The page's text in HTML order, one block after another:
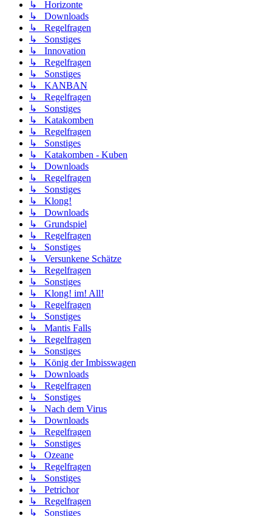
↳ Horizonte
↳ Downloads
↳ Regelfragen
↳ Sonstiges
↳ Innovation
↳ Regelfragen
↳ Sonstiges
↳ KANBAN
↳ Regelfragen
↳ Sonstiges
↳ Katakomben
↳ Regelfragen
↳ Sonstiges
↳ Katakomben - Kuben
↳ Downloads
↳ Regelfragen
↳ Sonstiges
↳ Klong!
↳ Downloads
↳ Grundspiel
↳ Regelfragen
↳ Sonstiges
↳ Versunkene Schätze
↳ Regelfragen
↳ Sonstiges
↳ Klong! im! All!
↳ Regelfragen
↳ Sonstiges
↳ Mantis Falls
↳ Regelfragen
↳ Sonstiges
↳ König der Imbisswagen
↳ Downloads
↳ Regelfragen
↳ Sonstiges
↳ Nach dem Virus
↳ Downloads
↳ Regelfragen
↳ Sonstiges
↳ Ozeane
↳ Regelfragen
↳ Sonstiges
↳ Petrichor
↳ Regelfragen
↳ Sonstiges